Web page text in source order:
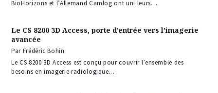
BioHorizons et l’Allemand Camlog ont uni leurs…
Le CS 8200 3D Access, porte d’entrée vers l’imagerie
avancée
Par Frédéric Bohin
Le CS 8200 3D Access est conçu pour couvrir l’ensemble des
besoins en imagerie radiologique.…